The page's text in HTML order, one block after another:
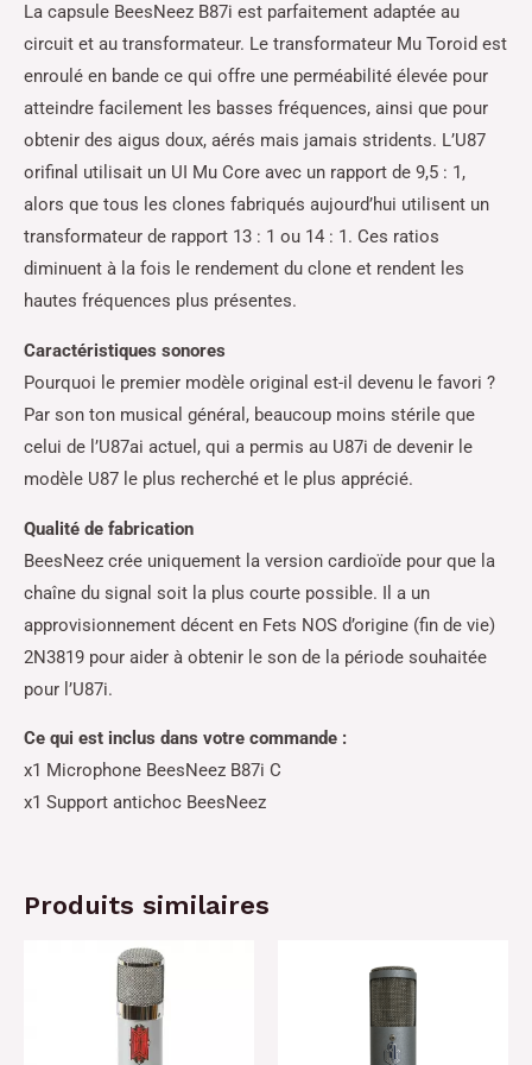
La capsule BeesNeez B87i est parfaitement adaptée au
circuit et au transformateur. Le transformateur Mu Toroid est
enroulé en bande ce qui offre une perméabilité élevée pour
atteindre facilement les basses fréquences, ainsi que pour
obtenir des aigus doux, aérés mais jamais stridents. L’U87
orifinal utilisait un UI Mu Core avec un rapport de 9,5 : 1,
alors que tous les clones fabriqués aujourd’hui utilisent un
transformateur de rapport 13 : 1 ou 14 : 1. Ces ratios
diminuent à la fois le rendement du clone et rendent les
hautes fréquences plus présentes.
Caractéristiques sonores
Pourquoi le premier modèle original est-il devenu le favori ?
Par son ton musical général, beaucoup moins stérile que
celui de l’U87ai actuel, qui a permis au U87i de devenir le
modèle U87 le plus recherché et le plus apprécié.
Qualité de fabrication
BeesNeez crée uniquement la version cardioïde pour que la
chaîne du signal soit la plus courte possible. Il a un
approvisionnement décent en Fets NOS d’origine (fin de vie)
2N3819 pour aider à obtenir le son de la période souhaitée
pour l’U87i.
Ce qui est inclus dans votre commande :
x1 Microphone BeesNeez B87i C
x1 Support antichoc BeesNeez
Produits similaires